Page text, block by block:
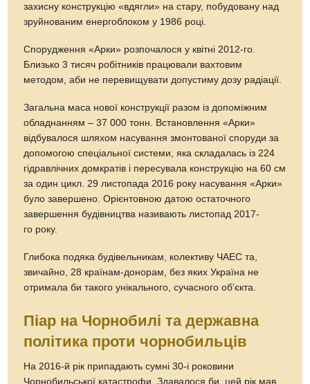
захисну конструкцію «вдягли» на стару, побудовану над
зруйнованим енергоблоком у 1986 році.
Спорудження «Арки» розпочалося у квітні 2012-го.
Близько 3 тисяч робітників працювали вахтовим
методом, аби не перевищувати допустиму дозу радіації.
Загальна маса нової конструкції разом із допоміжним
обладнанням – 37 000 тонн. Встановлення «Арки»
відбувалося шляхом насування змонтованої споруди за
допомогою спеціальної системи, яка складалась із 224
гідравлічних домкратів і пересувала конструкцію на 60 см
за один цикл. 29 листопада 2016 року насування «Арки»
було завершено. Орієнтовною датою остаточного
завершення будівництва називають листопад 2017-
го року.
Глибока подяка будівельникам, колективу ЧАЕС та,
звичайно, 28 країнам-донорам, без яких Україна не
отримала би такого унікального, сучасного об’єкта.
Піар на Чорнобилі та державна
політика проти чорнобильців
На 2016-й рік припадають сумні 30-і роковини
Чорнобильської катастрофи. Здавалося би, цей рік мав